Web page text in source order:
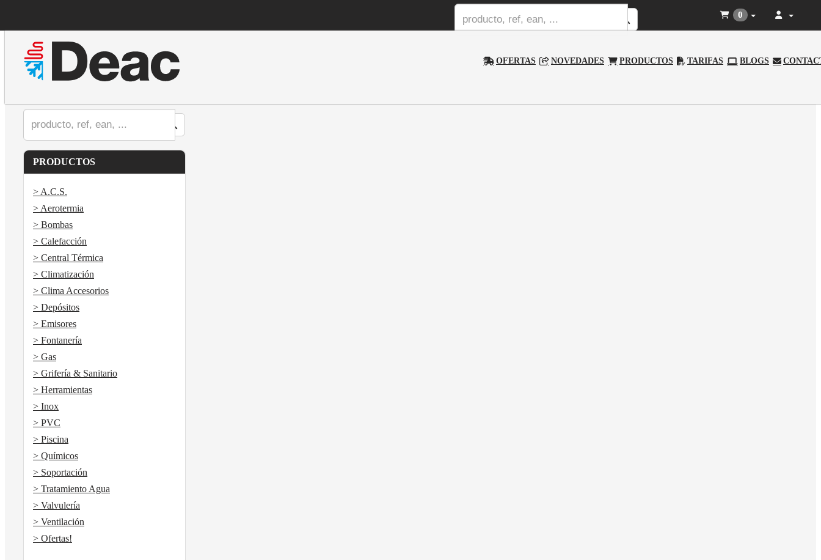
OFERTAS NOVEDADES PRODUCTOS TARIFAS BLOGS
0
PRODUCTOS
> A.C.S.
> Aerotermia
> Bombas
> Calefacción
> Central Térmica
> Climatización
> Clima Accesorios
> Depósitos
> Emisores
> Fontanería
> Gas
> Grifería & Sanitario
> Herramientas
> Inox
> PVC
> Piscina
> Químicos
> Soportación
> Tratamiento Agua
> Valvulería
> Ventilación
> Ofertas!